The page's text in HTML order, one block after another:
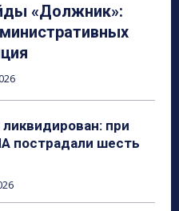
«Должник»:
при
пострадали шесть